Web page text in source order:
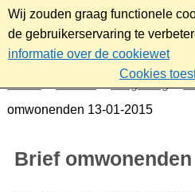
Wij zouden graag functionele
de gebruikerservaring te
informatie over de cookiewet
Cookies
Omgeving
omwonenden 13-01-2015
Brief omwonenden